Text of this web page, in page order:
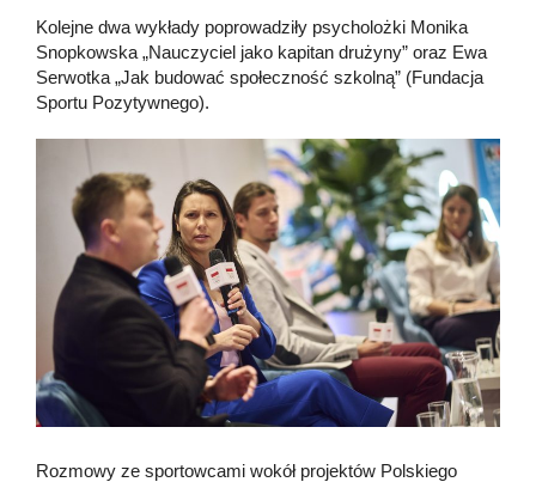
Kolejne dwa wykłady poprowadziły psycholożki Monika
Snopkowska „Nauczyciel jako kapitan drużyny” oraz Ewa
Serwotka „Jak budować społeczność szkolną” (Fundacja
Sportu Pozytywnego).
Rozmowy ze sportowcami wokół projektów Polskiego